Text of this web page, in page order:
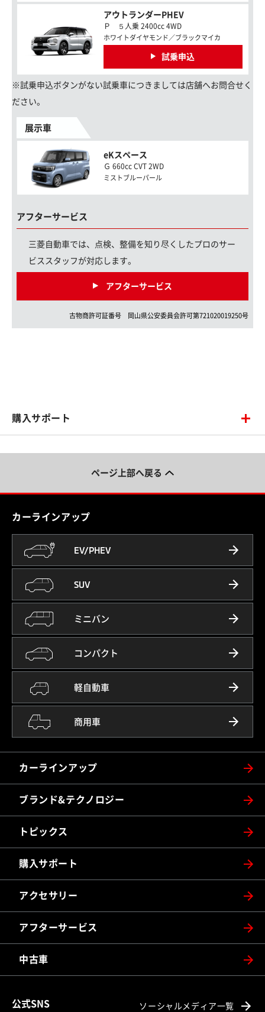
アウトランダーPHEV
Ｐ ５人乗 2400cc 4WD
ホワイトダイヤモンド／ブラックマイカ
試乗申込
※試乗申込ボタンがない試乗車につきましては店舗へお問合せく
ださい。
展示車
eKスペース
Ｇ 660cc CVT 2WD
ミストブルーパール
アフターサービス
三菱自動車では、点検、整備を知り尽くしたプロのサー
ビススタッフが対応します。
アフターサービス
古物商許可証番号 岡山県公安委員会許可第721020019250号
購入サポート
ページ上部へ戻る
カーラインアップ
カーラインアップ
EV/PHEV
SUV
ミニバン
コンパクト
軽自動車
商用車
ブランド&テクノロジー
トピックス
購入サポート
アクセサリー
アフターサービス
中古車
公式SNS ソーシャルメディア一覧